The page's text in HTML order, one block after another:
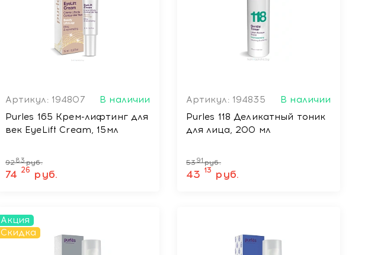
Артикул: 194807
В наличии
Purles 165 Крем-лифтинг для
век EyeLift Cream, 15мл
9283 руб.
74 26 руб.
Артикул: 194835
В наличии
Purles 118 Деликатный тоник
для лица, 200 мл
5391 руб.
43 13 руб.
Акция
Скидка